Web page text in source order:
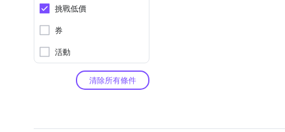
挑戰低價
券
活動
清除所有條件